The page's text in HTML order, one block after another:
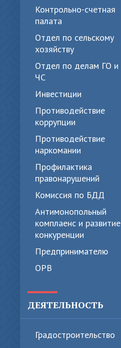
Контрольно-счетная
палата
Отдел по сельскому
хозяйству
Отдел по делам ГО и
ЧС
Инвестиции
Противодействие
коррупции
Противодействие
наркомании
Профилактика
правонарушений
Комиссия по БДД
Антимонопольный
комплаенс и развитие
конкуренции
Предпринимателю
ОРВ
ДЕЯТЕЛЬНОСТЬ
Градостроительство